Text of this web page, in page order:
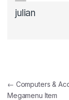
julian
← Computers &
Megamenu Item